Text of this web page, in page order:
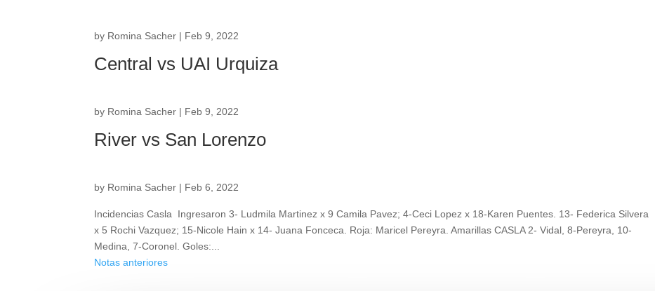
by Romina Sacher | Feb 9, 2022
Central vs UAI Urquiza
by Romina Sacher | Feb 9, 2022
River vs San Lorenzo
by Romina Sacher | Feb 6, 2022
Incidencias Casla Ingresaron 3- Ludmila Martinez x 9 Camila Pavez; 4-Ceci Lopez x 18-Karen Puentes. 13- Federica Silvera
x 5 Rochi Vazquez; 15-Nicole Hain x 14- Juana Fonceca. Roja: Maricel Pereyra. Amarillas CASLA 2- Vidal, 8-Pereyra, 10-
Medina, 7-Coronel. Goles:...
Notas anteriores